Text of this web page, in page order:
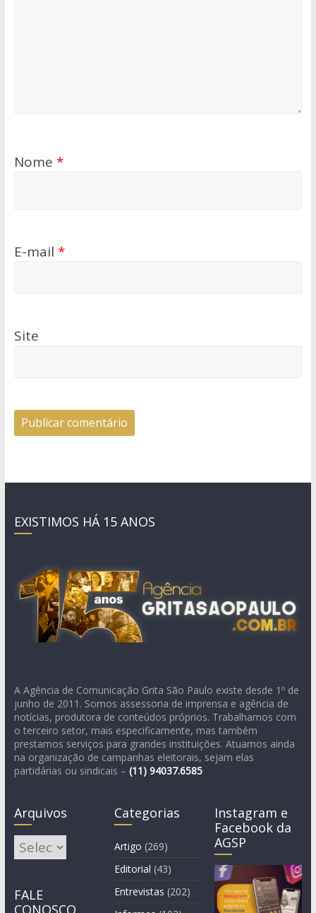
Nome *
E-mail *
Site
EXISTIMOS HÁ 15 ANOS
A Agência de Comunicação Grita São Paulo existe desde 1º de
junho de 2011. Somos assessoria de imprensa e agência de
notícias, produtora de conteúdos próprios. Trabalhamos com
o terceiro setor, mais especificamente, mas também
prestamos serviços para grandes instituições. Atuamos ainda
na organização de campanhas eleitorais, sejam elas
partidárias ou sindicais – (11) 94037.6585
Arquivos
Arquivos
FALE
CONOSCO
Categorias
Artigo (269)
Editorial (43)
Entrevistas (202)
Instagram e
Facebook da
AGSP